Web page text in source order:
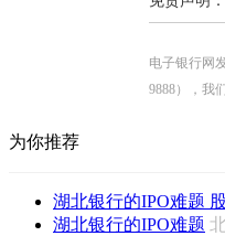
电子银行网
9888），我
为你推荐
湖北银行的IPO难题
湖北银行的IPO难题